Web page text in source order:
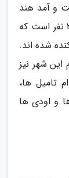
و آمد هند
مبدل نموده است. جمعیت این شهر 2.035.922 نفر است که
شده اند.
این شهر نیز
تامیل ها،
و اودی ها